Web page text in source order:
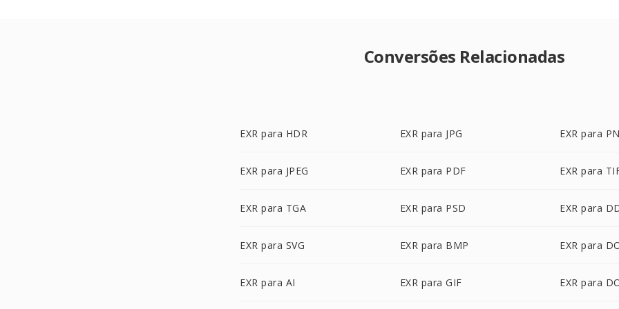
Conversões Relacionadas
EXR para HDR EXR para JPG EXR para
EXR para JPEG EXR para PDF EXR para
EXR para TGA EXR para PSD EXR para
EXR para SVG EXR para BMP EXR para
EXR para AI EXR para GIF EXR para